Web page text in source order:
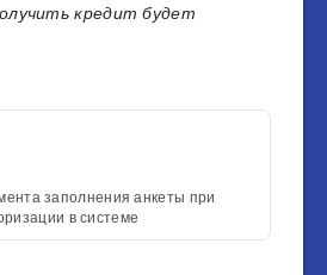
кредит будет
заполнения анкеты при
в системе